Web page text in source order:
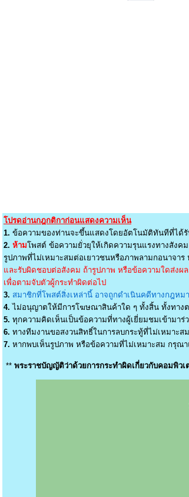
โปรดอ่านกฎกติกาก่อนแสดงความเห็น
1. ข้อความของท่านจะขึ้นแสดงโดยอัตโนมัติทันทีที่ได้
2. ห้ามโพสต์ ข้อความยั่วยุให้เกิดความรุนแรงทางสังค
รูปภาพที่ไม่เหมาะสมต่อเยาวชนหรือภาพลามกอนาจาร
และรับผิดชอบต่อสังคม ถ้ารูปภาพ หรือข้อความใดส่งผ
เพื่อตามจับตัวผู้กระทำผิดต่อไป
3. สมาชิกที่โพสต์สิ่งเหล่านี้ อาจถูกดำเนินคดีทางกฎหม
4. ไม่อนุญาตให้มีการโฆษณาสินค้าใด ๆ ทั้งสิ้น ทั้งทาง
5. ทุกความคิดเห็นเป็นข้อความที่ทางผู้เยี่ยมชมเข้ามาร่
6. ทางทีมงานขอสงวนสิทธิ์ในการลบกระทู้ที่ไม่เหมาะ
7. หากพบเห็นรูปภาพ หรือข้อความที่ไม่เหมาะสม กรุณา
** พระราชบัญญัติว่าด้วยการกระทำผิดเกี่ยวกับคอมพิว